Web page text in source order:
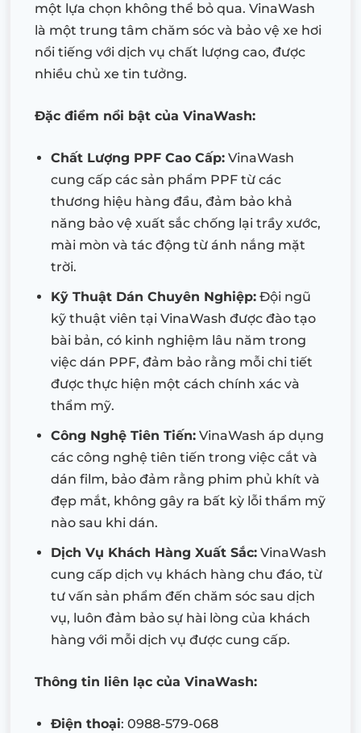
một lựa chọn không thể bỏ qua. VinaWash
là một trung tâm chăm sóc và bảo vệ xe hơi
nổi tiếng với dịch vụ chất lượng cao, được
nhiều chủ xe tin tưởng.
Đặc điểm nổi bật của VinaWash:
Chất Lượng PPF Cao Cấp: VinaWash
cung cấp các sản phẩm PPF từ các
thương hiệu hàng đầu, đảm bảo khả
năng bảo vệ xuất sắc chống lại trầy xước,
mài mòn và tác động từ ánh nắng mặt
trời.
Kỹ Thuật Dán Chuyên Nghiệp: Đội ngũ
kỹ thuật viên tại VinaWash được đào tạo
bài bản, có kinh nghiệm lâu năm trong
việc dán PPF, đảm bảo rằng mỗi chi tiết
được thực hiện một cách chính xác và
thẩm mỹ.
Công Nghệ Tiên Tiến: VinaWash áp dụng
các công nghệ tiên tiến trong việc cắt và
dán film, bảo đảm rằng phim phủ khít và
đẹp mắt, không gây ra bất kỳ lỗi thẩm mỹ
nào sau khi dán.
Dịch Vụ Khách Hàng Xuất Sắc: VinaWash
cung cấp dịch vụ khách hàng chu đáo, từ
tư vấn sản phẩm đến chăm sóc sau dịch
vụ, luôn đảm bảo sự hài lòng của khách
hàng với mỗi dịch vụ được cung cấp.
Thông tin liên lạc của VinaWash:
Điện thoại: 0988-579-068